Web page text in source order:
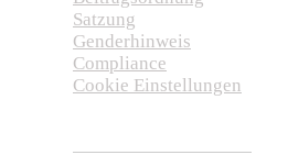
Satzung
Genderhinweis
Compliance
Cookie Einstellungen